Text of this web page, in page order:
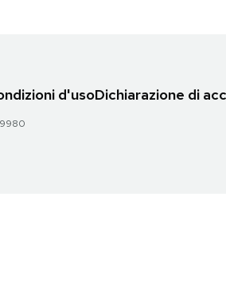
d'usoDichiarazione di